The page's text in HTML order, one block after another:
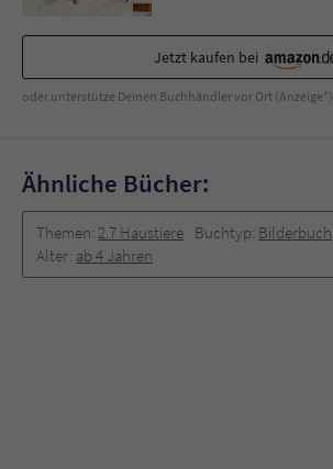
Jetzt kaufen bei
oder unterstütze Deinen Buchhändler vor Ort (Anzeige*)
Ähnliche Bücher:
Themen: 2.7 Haustiere Buchtyp: Bilderbuch
Alter: ab 4 Jahren